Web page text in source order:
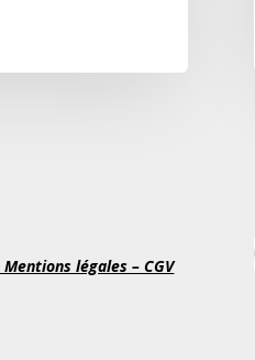
légales – CGV